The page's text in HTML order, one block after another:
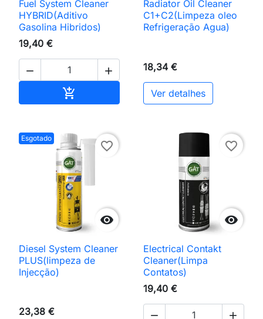
Fuel System Cleaner
HYBRID(Aditivo
Gasolina Hibridos)
19,40 €
 
 Adicionar ao carrinho
Radiator Oil Cleaner
C1+C2(Limpeza oleo
Refrigeração Agua)
18,34 €
Ver detalhes
Esgotado

favorite_border
Diesel System Cleaner
PLUS(limpeza de
Injecção)
23,38 €

favorite_border
Electrical Contakt
Cleaner(Limpa
Contatos)
19,40 €
 